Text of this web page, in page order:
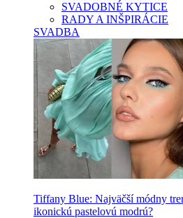
SVADOBNÉ KYTICE
RADY A INŠPIRÁCIE
SVADBA
Tiffany Blue: Najväčší módny
ikonickú pastelovú modrú?